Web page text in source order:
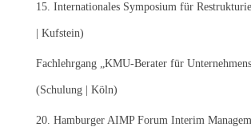
15. Internationales Symposium für
| Kufstein)
Fachlehrgang „KMU-Berater für
(Schulung | Köln)
20. Hamburger AIMP Forum Interim